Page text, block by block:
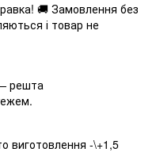
🚚 Замовлення без
і товар не
решта
виготовлення -\+1,5